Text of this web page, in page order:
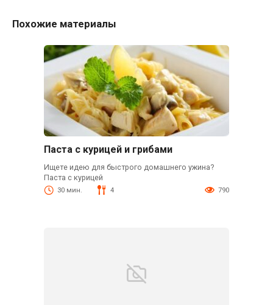
Похожие материалы
Паста с курицей и грибами
Ищете идею для быстрого домашнего ужина?
Паста с курицей
30 мин. 4 790